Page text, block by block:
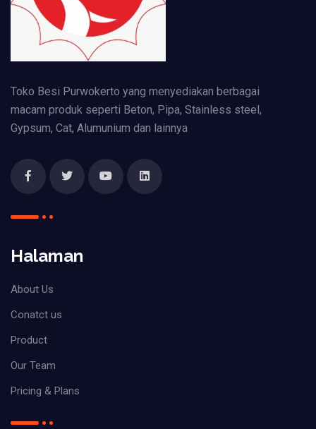
Toko Besi Purwokerto yang menyediakan berbagai
macam produk seperti Beton, Pipa, Stainless steel,
Gypsum, Cat, Alumunium dan lainnya
Halaman
About Us
Conatct us
Product
Our Team
Pricing & Plans